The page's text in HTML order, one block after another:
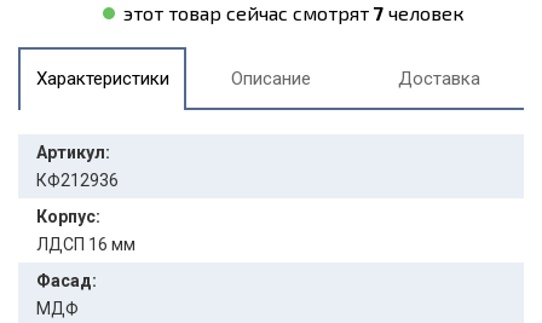
этот товар сейчас смотрят 7человек
Характеристики Описание Доставка
Артикул:
КФ212936
Корпус:
ЛДСП 16 мм
Фасад:
МДФ